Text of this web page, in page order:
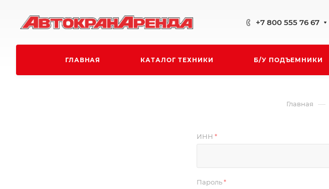
+7 800 555 76 67
ГЛАВНАЯ КАТАЛОГ ТЕХНИКИ Б/У ПОДЪЕМНИКИ
Главная —
ИНН *
Пароль*